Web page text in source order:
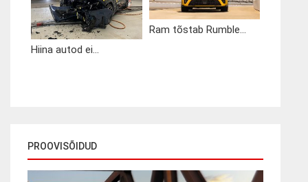
Hiina autod ei...
Ram tõstab Rumble...
PROOVISÕIDUD